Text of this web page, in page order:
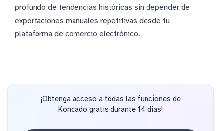
profundo de tendencias históricas sin depender de
exportaciones manuales repetitivas desde tu
plataforma de comercio electrónico.
¡Obtenga acceso a todas las funciones de
Kondado gratis durante 14 días!